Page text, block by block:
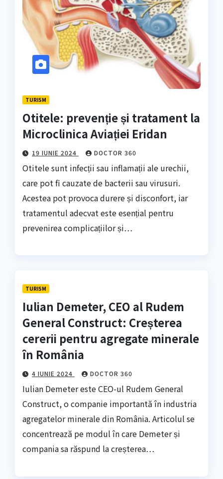
TURISM
Otitele: prevenție și tratament la
Microclinica Aviației Eridan
19 IUNIE 2024 DOCTOR 360
Otitele sunt infecții sau inflamații ale urechii,
care pot fi cauzate de bacterii sau virusuri.
Acestea pot provoca durere și disconfort, iar
tratamentul adecvat este esențial pentru
prevenirea complicațiilor și…
TURISM
Iulian Demeter, CEO al Rudem
General Construct: Creșterea
cererii pentru agregate minerale
în România
4 IUNIE 2024 DOCTOR 360
Iulian Demeter este CEO-ul Rudem General
Construct, o companie importantă în industria
agregatelor minerale din România. Articolul se
concentrează pe modul în care Demeter și
compania sa răspund la creșterea…